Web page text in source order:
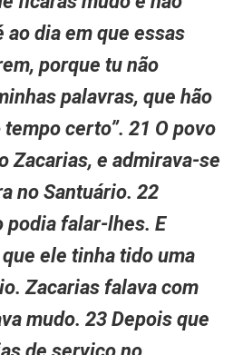
ao dia em que essas
porque tu não
palavras, que hão
certo”. 21 O povo
Zacarias, e admirava-se
no Santuário. 22
podia falar-lhes. E
ele tinha tido uma
Zacarias falava com
mudo. 23 Depois que